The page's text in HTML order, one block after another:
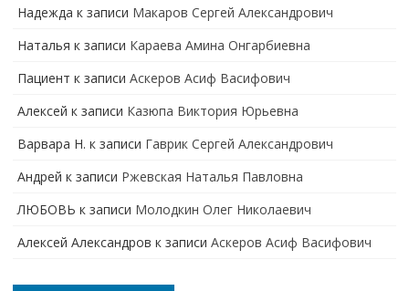
Надежда к записи Макаров Сергей Александрович
Наталья к записи Караева Амина Онгарбиевна
Пациент к записи Аскеров Асиф Васифович
Алексей к записи Казюпа Виктория Юрьевна
Варвара Н. к записи Гаврик Сергей Александрович
Андрей к записи Ржевская Наталья Павловна
ЛЮБОВЬ к записи Молодкин Олег Николаевич
Алексей Александров к записи Аскеров Асиф Васифович